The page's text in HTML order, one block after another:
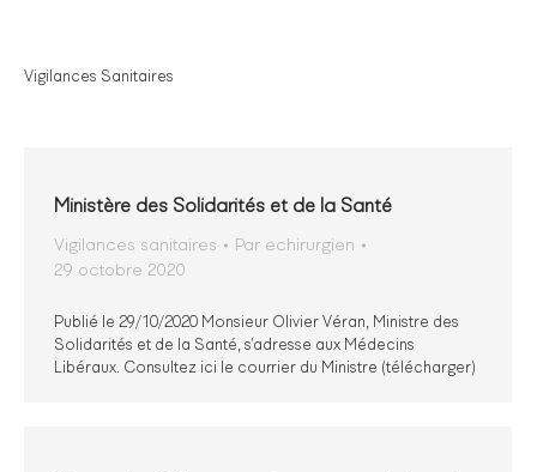
Vigilances Sanitaires
Ministère des Solidarités et de la Santé
Vigilances sanitaires Par echirurgien
29 octobre 2020
Publié le 29/10/2020 Monsieur Olivier Véran, Ministre des
Solidarités et de la Santé, s’adresse aux Médecins
Libéraux. Consultez ici le courrier du Ministre (télécharger)